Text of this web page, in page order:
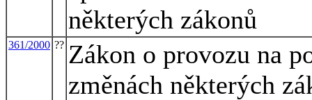
některých zákonů
361/2000 ?? Zákon o provozu na
změnách některých